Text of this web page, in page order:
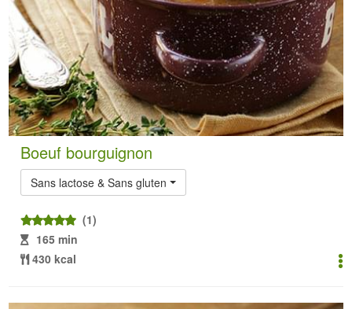
Boeuf bourguignon
Sans lactose & Sans gluten
(1)
165 min
430 kcal